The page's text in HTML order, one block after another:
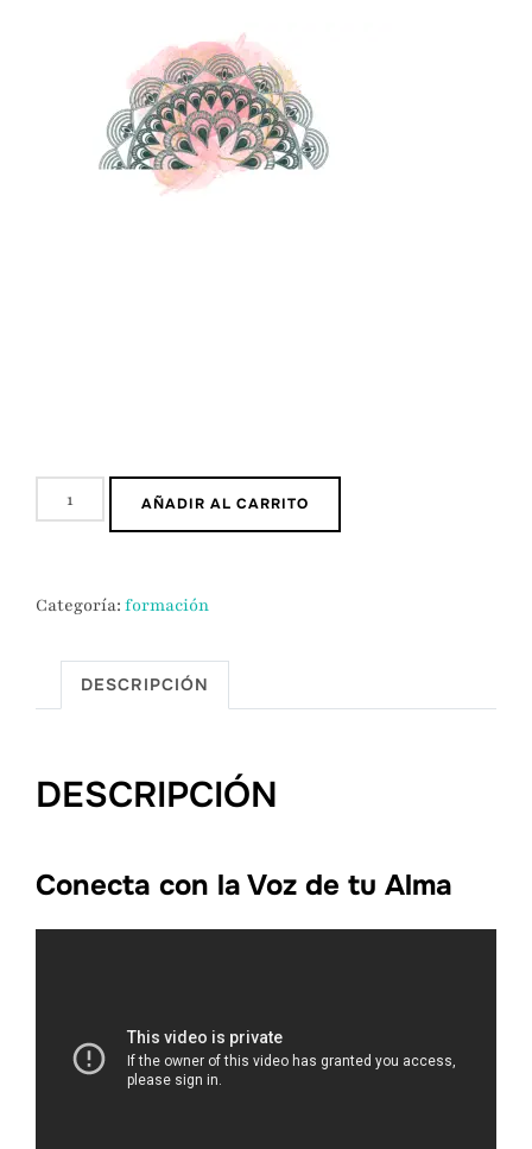
DIAS
ALMA
AÑADIR AL CARRITO
Categoría: formación
DESCRIPCIÓN
DESCRIPCIÓN
Conecta con la Voz de tu Alma